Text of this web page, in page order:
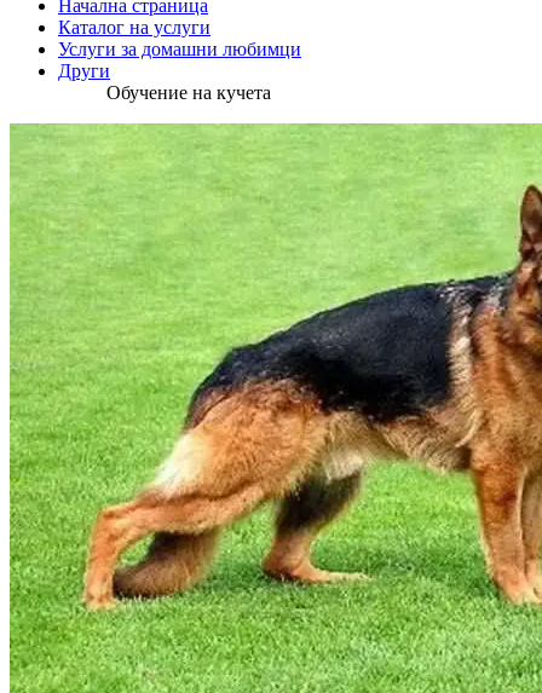
Начална страница
Каталог на услуги
Услуги за домашни любимци
Други
Обучение на кучета